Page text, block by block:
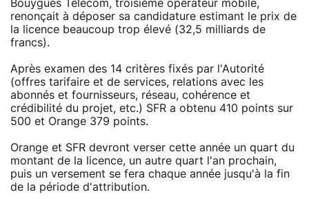
Bouygues Telecom, troisième opérateur mobile,
renonçait à déposer sa candidature estimant le prix de
la licence beaucoup trop élevé (32,5 milliards de
francs).
Après examen des 14 critères fixés par l'Autorité
(offres tarifaire et de services, relations avec les
abonnés et fournisseurs, réseau, cohérence et
crédibilité du projet, etc.) SFR a obtenu 410 points sur
500 et Orange 379 points.
Orange et SFR devront verser cette année un quart du
montant de la licence, un autre quart l'an prochain,
puis un versement se fera chaque année jusqu'à la fin
de la période d'attribution.